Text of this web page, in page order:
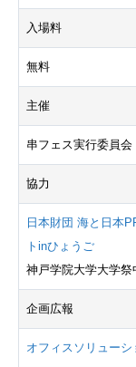
入場料
無料
主催
串フェス実行委員会
協力
日本財団 海と日本
トinひょうご
神戸学院大学大学
企画広報
オフィスソリューシ